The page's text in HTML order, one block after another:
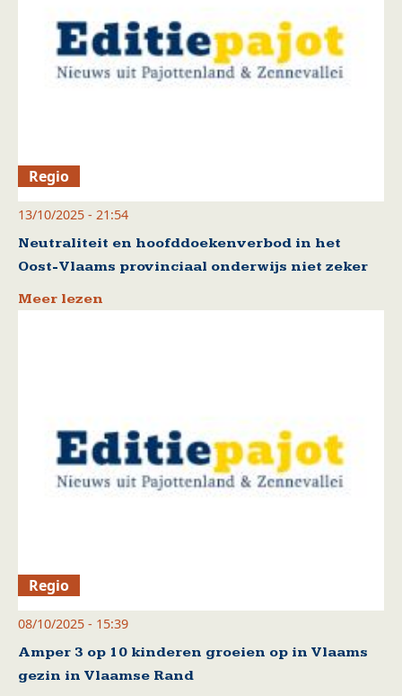
Regio
13/10/2025 - 21:54
Neutraliteit en hoofddoekenverbod in het
Oost-Vlaams provinciaal onderwijs niet zeker
Meer lezen
Regio
08/10/2025 - 15:39
Amper 3 op 10 kinderen groeien op in Vlaams
gezin in Vlaamse Rand